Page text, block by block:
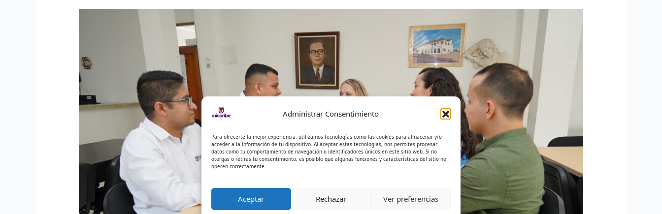
Administrar Consentimiento
Para ofrecerte la mejor experiencia, utilizamos tecnologías como las cookies para almacenar y/o
acceder a la información de tu dispositivo. Al aceptar estas tecnologías, nos permites procesar
datos como tu comportamiento de navegación o identificadores únicos en este sitio web. Si no
otorgas o retiras tu consentimiento, es posible que algunas funciones y características del sitio no
operen correctamente.
Aceptar Rechazar Ver preferencias